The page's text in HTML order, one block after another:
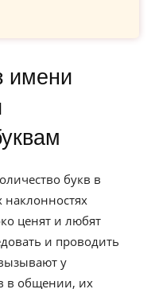
букв в
ценят и любят
и проводить
у
в общении, их